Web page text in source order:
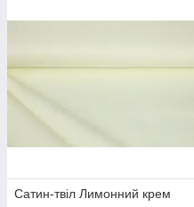
Сатин-твіл Лимонний крем